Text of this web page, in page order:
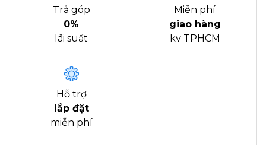
Trả góp
0%
lãi suất
Miễn phí
giao hàng
kv TPHCM
Hỗ trợ
lắp đặt
miễn phí